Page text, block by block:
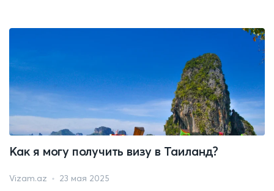
Как я могу получить визу в Таиланд?
Vizam.az 23 мая 2025